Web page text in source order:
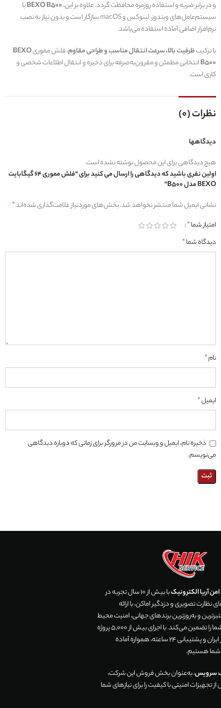
و در برابر ضربه و استفاده روزمره محافظت گردد. علاوه بر این،BEXO B500با
سیستم‌عامل‌های ویندوز، لینوکس و macOS سازگار است و بدون نیاز به نصب
نرم‌افزار اضافی آماده استفاده می‌باشد.
با ترکیبظرفیت بالا، سرعت انتقال مناسب و طراحی مقاوم، فلش مموریBEXO
B500انتخابی مطمئن و مقرون‌به‌صرفه برای ذخیره و انتقال اطلاعات شخصی و
کاری است.
نظرات (0)
دیدگاهها
هیچ دیدگاهی برای این محصول نوشته نشده است.
اولین نفری باشید که دیدگاهی را ارسال می کنید برای “فلش مموری 64 گیگابایت
BEXO مدل B500”
نشانی ایمیل شما منتشر نخواهد شد.بخش‌های موردنیاز علامت‌گذاری شده‌اند*
امتیاز شما*
دیدگاه شما*
نام*
ایمیل*
ذخیره نام، ایمیل و وبسایت من در مرورگر برای زمانی که دوباره دیدگاهی
می‌نویسم.
آریا الکترونیک
با بیش از 10 سال تجربه در
تصویری و دزدگیر اماکن، با ارائه
و به‌روزترین برندهای جهانی، امنیت محیط
زندگی و تجارت شما را تضمین می‌کند. با اجرای بیش از 5,000 پروژه
موفق در سراسر ایران و پشتیبانی 24 ساعته، همواره آماده
شما هستیم.
سرویس، به‌عنوان بخش فروش این شرکت،
تجهیزات امنیتی با کیفیت را برای نیازهای شما